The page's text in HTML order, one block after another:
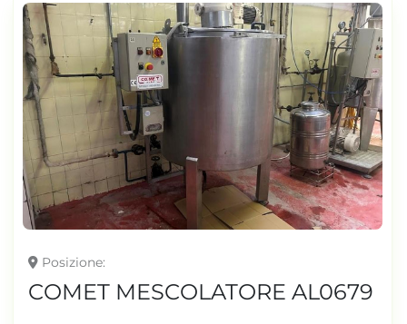
Posizione
COMET MESCOLATORE AL0679